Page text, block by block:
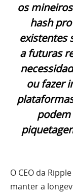
os
hash
existentes
a futuras
ou fazer
podem
O CEO da
manter a